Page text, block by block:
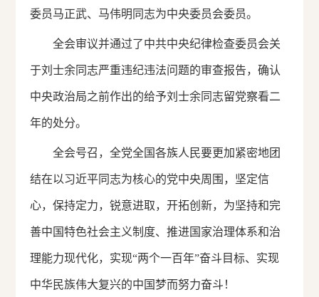
委员马正武、马伟明同志为中央委员会委员。
全会审议并通过了中共中央纪律检查委员会关
于刘士余同志严重违纪违法问题的审查报告，确认
中央政治局之前作出的给予刘士余同志留党察看二
年的处分。
全会号召，全党全国各族人民要更加紧密地团
结在以习近平同志为核心的党中央周围，坚定信
心，保持定力，锐意进取，开拓创新，为坚持和完
善中国特色社会主义制度、推进国家治理体系和治
理能力现代化，实现“两个一百年”奋斗目标、实现
中华民族伟大复兴的中国梦而努力奋斗！